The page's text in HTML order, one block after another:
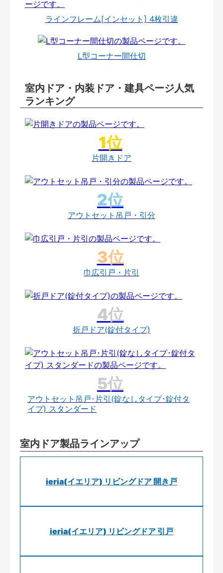
ラインフレーム[インセット] 4枚引違
L型コーナー間仕切
室内ドア・内装ドア・建具ページ人気
ランキング
片開きドア
アウトセット吊戸・引分
巾広引戸・片引
折戸ドア(錠付タイプ)
アウトセット吊戸･片引(錠なしタイプ･錠付タ
イプ) スタンダード
室内ドア製品ラインアップ
ieria(イエリア) リビングドア 開き戸
ieria(イエリア) リビングドア 引戸